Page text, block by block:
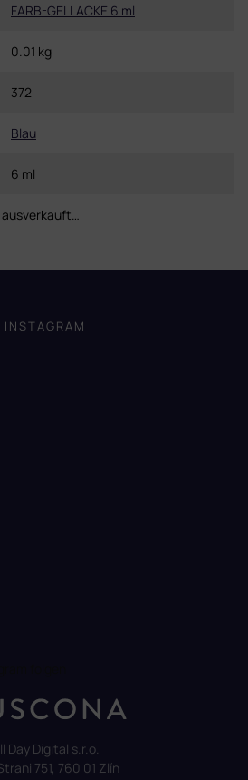
FARB-GELLACKE 6 ml
0.01 kg
372
Blau
6 ml
ausverkauft…
INSTAGRAM
Day Digital s.r.o.
751, 760 01 Zlín